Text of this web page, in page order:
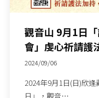
觀音山 9月1日
會」虔心祈請護
2024/09/06
2024年9月1日(日)欣
日」，觀音…